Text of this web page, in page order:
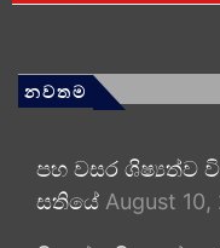
නවතම
පහ වසර ශිෂ්‍යත්ව
සතියේ August 10,